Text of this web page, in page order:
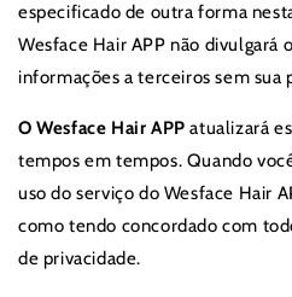
especificado de outra forma
Wesface Hair APP não divulgará
informações a terceiros sem sua
O Wesface Hair APP atualizará
tempos em tempos. Quando
uso do serviço do Wesface Hair
como tendo concordado com
de privacidade.